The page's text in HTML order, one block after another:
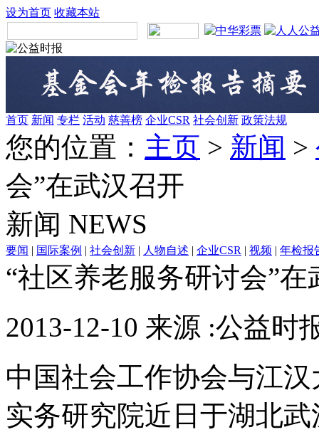
设为首页 收藏本站
首页 新闻 专栏 活动 慈善榜 企业CSR 社会创新 政策法规
您的位置： 主页 > 新闻 >
会”在武汉召开
新闻 NEWS
要闻 | 国际案例 | 社会创新 | 人物自述 | 企业CSR | 视频 | 年检报
“社区养老服务研讨会”在
2013-12-10 来源 :公益时
中国社会工作协会与江
实务研究院近日于湖北